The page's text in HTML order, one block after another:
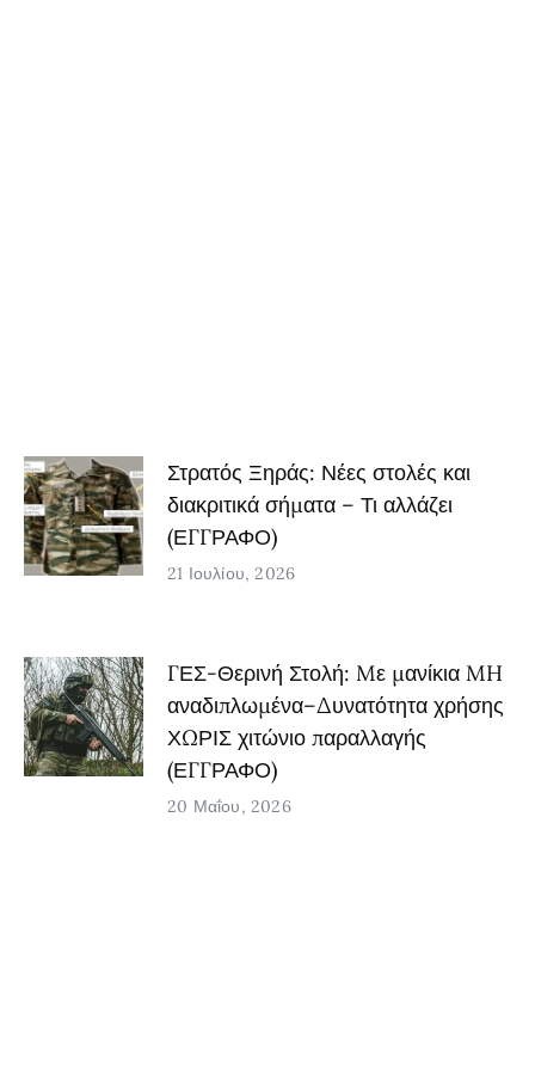
Στρατός Ξηράς: Νέες στολές και
διακριτικά σήματα – Τι αλλάζει
(ΕΓΓΡΑΦΟ)
21 Ιουλίου, 2026
ΓΕΣ-Θερινή Στολή: Mε μανίκια MH
αναδιπλωμένα–Δυνατότητα χρήσης
ΧΩΡΙΣ χιτώνιο παραλλαγής
(ΕΓΓΡΑΦΟ)
20 Μαΐου, 2026